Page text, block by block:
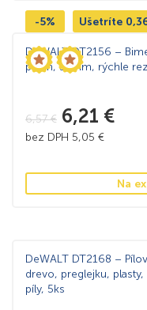
-5% Ušetríte
DeWALT DT2156 –
plech, 51mm, rýchle
6,57€ 6,21 €
bez DPH 5,05 €
Na
DeWALT DT2168 –
drevo, preglejku,
píly, 5ks